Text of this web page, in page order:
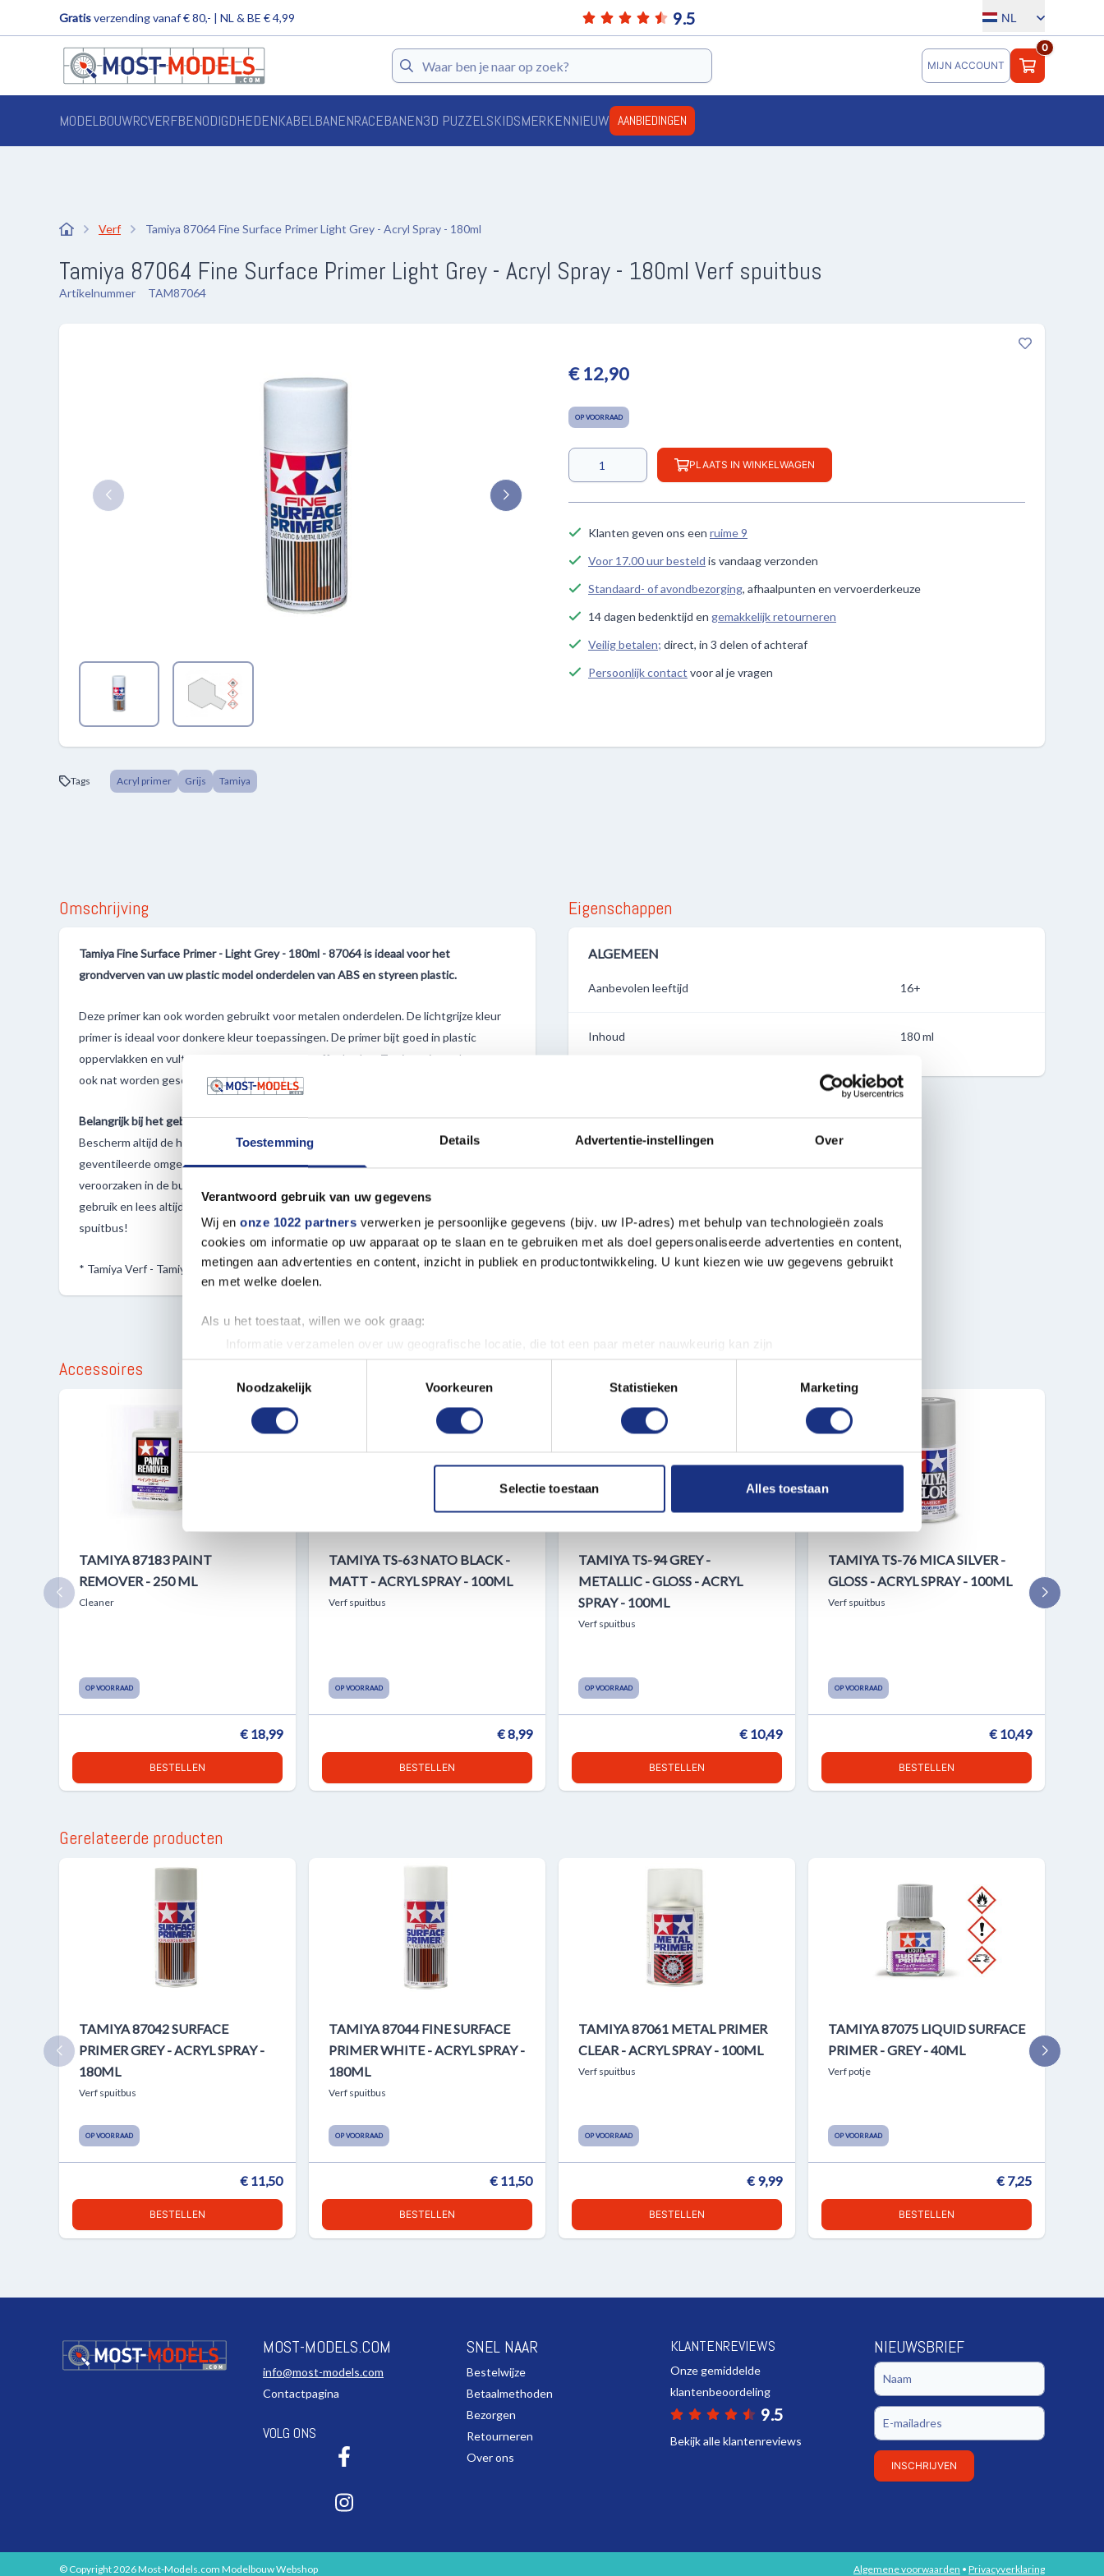
Toestemming Details Advertentie-instellingen Over
Verantwoord gebruik van uw gegevens
Wij en onze 1022 partners verwerken je persoonlijke gegevens (bijv. uw IP-adres) met behulp van technologieën zoals
cookies om informatie op uw apparaat op te slaan en te gebruiken met als doel gepersonaliseerde advertenties en content,
metingen aan advertenties en content, inzicht in publiek en productontwikkeling. U kunt kiezen wie uw gegevens gebruikt
en met welke doelen.
Als u het toestaat, willen we ook graag:
Informatie verzamelen over uw geografische locatie, die tot een paar meter nauwkeurig kan zijn
Uw apparaat identificeren door het actief te scannen op specifieke eigenschappen (fingerprinting)
Lees meer over hoe uw persoonlijke gegevens worden verwerkt en stel uw voorkeuren in het
detailgedeeltein. U kunt uw
toestemming op elk moment wijzigen of intrekken in de Cookieverklaring.
websiteverkeer te analyseren. Ook delen we informatie over uw gebruik van onze site met onze partners voor social
media, adverteren en analyse. Deze partners kunnen deze gegevens combineren met andere informatie die u aan ze heeft
Noodzakelijk
Voorkeuren Statistieken Marketing
Selectie toestaan Alles toestaan
9.5
Gratisverzending vanaf € 80,- | NL & BE € 4,99 NL
MIJN ACCOUNT
0
Zoeken
MODELBOUWRCVERFBENODIGDHEDENKABELBANENRACEBANEN3D PUZZELSKIDSMERKENNIEUW AANBIEDINGEN
Verf Tamiya 87064 Fine Surface Primer Light Grey - Acryl Spray - 180ml
Tamiya 87064 Fine Surface Primer Light Grey - Acryl Spray - 180ml Verf spuitbus
Artikelnummer TAM87064
€ 12,90
OP VOORRAAD
PLAATS IN WINKELWAGEN
Klanten geven ons een ruime 9
Voor 17.00 uur besteld is vandaag verzonden
Standaard- of avondbezorging, afhaalpunten en vervoerderkeuze
14 dagen bedenktijd en gemakkelijk retourneren
Veilig betalen; direct, in 3 delen of achteraf
Persoonlijk contact voor al je vragen
Tags Acryl primer Grijs Tamiya
Omschrijving
Tamiya Fine Surface Primer - Light Grey - 180ml - 87064 is ideaal voor het
grondverven van uw plastic model onderdelen van ABS en styreen plastic.
Deze primer kan ook worden gebruikt voor metalen onderdelen. De lichtgrijze kleur
primer is ideaal voor donkere kleur toepassingen. De primer bijt goed in plastic
oppervlakken en vult zelfs kleine krasjes en oneffenheden. Tamiya primers kunnen
ook nat worden geschuurd voordat verf wordt aangebracht. Elk kan 180ml bevatten.
Belangrijk bij het gebruik van verf spuitbussen:
Bescherm altijd de huid, longen en ogen bij het spuiten van verf, en spuit in een goed
geventileerde omgeving. Let er ook goed op dat er geen objecten die brand kunnen
veroorzaken in de buurt zijn, zoals sigaretten en aanstekers. Goed schudden voor
gebruik en lees altijd voor gebruik de gebruiksaanwijzing en waarschuwingen op de
spuitbus!
* Tamiya Verf - Tamiya Primer
Eigenschappen
ALGEMEEN
Aanbevolen leeftijd 16+
Inhoud 180 ml
Accessoires
TAMIYA 87183 PAINT
REMOVER - 250 ML
Cleaner
OP VOORRAAD
€ 18,99
BESTELLEN
TAMIYA TS-63 NATO BLACK -
MATT - ACRYL SPRAY - 100ML
Verf spuitbus
OP VOORRAAD
€ 8,99
BESTELLEN
TAMIYA TS-94 GREY -
METALLIC - GLOSS - ACRYL
SPRAY - 100ML
Verf spuitbus
OP VOORRAAD
€ 10,49
BESTELLEN
TAMIYA TS-76 MICA SILVER -
GLOSS - ACRYL SPRAY - 100ML
Verf spuitbus
OP VOORRAAD
€ 10,49
BESTELLEN
Gerelateerde producten
TAMIYA 87042 SURFACE
PRIMER GREY - ACRYL SPRAY -
180ML
Verf spuitbus
OP VOORRAAD
€ 11,50
BESTELLEN
TAMIYA 87044 FINE SURFACE
PRIMER WHITE - ACRYL SPRAY -
180ML
Verf spuitbus
OP VOORRAAD
€ 11,50
BESTELLEN
TAMIYA 87061 METAL PRIMER
CLEAR - ACRYL SPRAY - 100ML
Verf spuitbus
OP VOORRAAD
€ 9,99
BESTELLEN
TAMIYA 87075 LIQUID SURFACE
PRIMER - GREY - 40ML
Verf potje
OP VOORRAAD
€ 7,25
BESTELLEN
MOST-MODELS.COM
info@most-models.com
Contactpagina
VOLG ONS
SNEL NAAR
Bestelwijze
Betaalmethoden
Bezorgen
Retourneren
Over ons
KLANTENREVIEWS
Onze gemiddelde
klantenbeoordeling
9.5
Bekijk alle klantenreviews
NIEUWSBRIEF
INSCHRIJVEN
© Copyright 2026 Most-Models.com Modelbouw Webshop Algemene voorwaarden • Privacyverklaring